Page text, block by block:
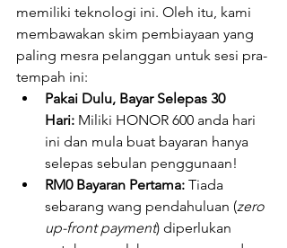
memiliki teknologi ini. Oleh itu, kami
membawakan skim pembiayaan yang
paling mesra pelanggan untuk sesi pra-
tempah ini:
Pakai Dulu, Bayar Selepas 30
Hari: Miliki HONOR 600 anda hari
ini dan mula buat bayaran hanya
selepas sebulan penggunaan!
RM0 Bayaran Pertama: Tiada
sebarang wang pendahuluan (zero
up-front payment) diperlukan